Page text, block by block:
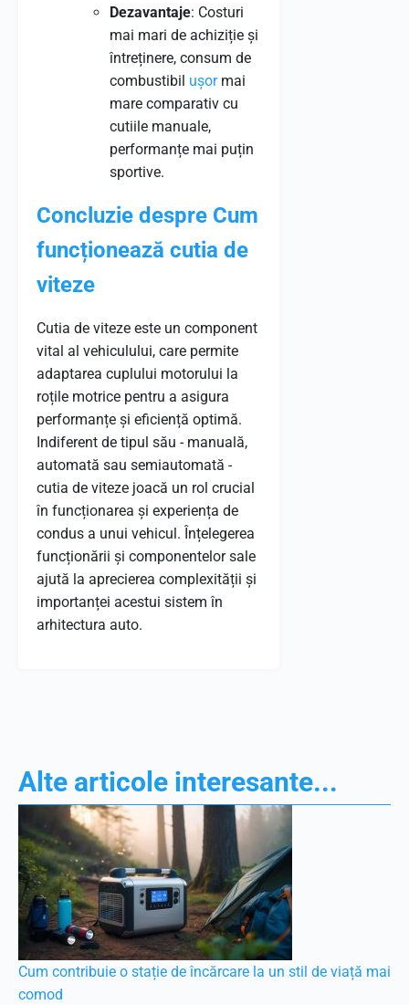
Dezavantaje: Costuri
mai mari de achiziție și
întreținere, consum de
combustibil ușormai
mare comparativ cu
cutiile manuale,
performanțe mai puțin
sportive.
Concluzie despre Cum
funcționează cutia de
viteze
Cutia de viteze este un component
vital al vehiculului, care permite
adaptarea cuplului motorului la
roțile motrice pentru a asigura
performanțe și eficiență optimă.
Indiferent de tipul său - manuală,
automată sau semiautomată -
cutia de viteze joacă un rol crucial
în funcționarea și experiența de
condus a unui vehicul. Înțelegerea
funcționării și componentelor sale
ajută la aprecierea complexității și
importanței acestui sistem în
arhitectura auto.
Alte articole interesante...
Cum contribuie o stație de încărcare la un stil de viață mai
comod